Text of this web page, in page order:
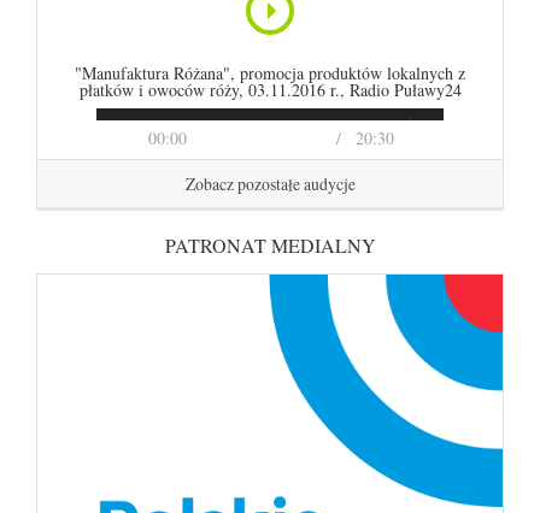
00:00 20:30
"Manufaktura Różana", promocja produktów lokalnych z
płatków i owoców róży, 03.11.2016 r., Radio Puławy24
Zobacz pozostałe audycje
PATRONAT MEDIALNY